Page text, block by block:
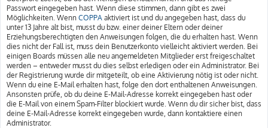
Passwort eingegeben hast. Wenn diese stimmen, dann gibt es zwei
Möglichkeiten. Wenn COPPA aktiviert ist und du angegeben hast, dass du
unter 13 Jahre alt bist, musst du bzw. einer deiner Eltern oder deiner
Erziehungsberechtigten den Anweisungen folgen, die du erhalten hast. Wenn
dies nicht der Fall ist, muss dein Benutzerkonto vielleicht aktiviert werden. Bei
einigen Boards müssen alle neu angemeldeten Mitglieder erst freigeschaltet
werden – entweder musst du dies selbst erledigen oder ein Administrator. Bei
der Registrierung wurde dir mitgeteilt, ob eine Aktivierung nötig ist oder nicht.
Wenn du eine E-Mail erhalten hast, folge den dort enthaltenen Anweisungen.
Ansonsten prüfe, ob du deine E-Mail-Adresse korrekt eingegeben hast oder
die E-Mail von einem Spam-Filter blockiert wurde. Wenn du dir sicher bist, dass
deine E-Mail-Adresse korrekt eingegeben wurde, dann kontaktiere einen
Administrator.